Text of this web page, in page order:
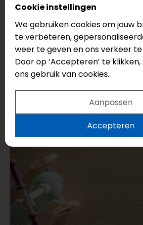
Floorify
Serie: Planken
Legmethode: Click
Vloertype: Strook
€43,95
Cookie instellingen
We gebruiken cookies om jouw
te verbeteren,
weer te geven en ons verkeer
Door op ‘Accepteren’ te
ons gebruik van cookies.
Aanpassen
Accepteren